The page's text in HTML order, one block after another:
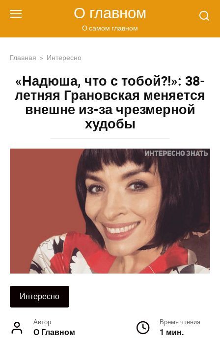
О главном
О самом главном
Главная » Интересно
«Надюша, что с тобой?!»: 38-
летняя Грановская меняется
внешне из-за чрезмерной
худобы
Интересно
Автор
О Главном
Время чтения
1 мин.